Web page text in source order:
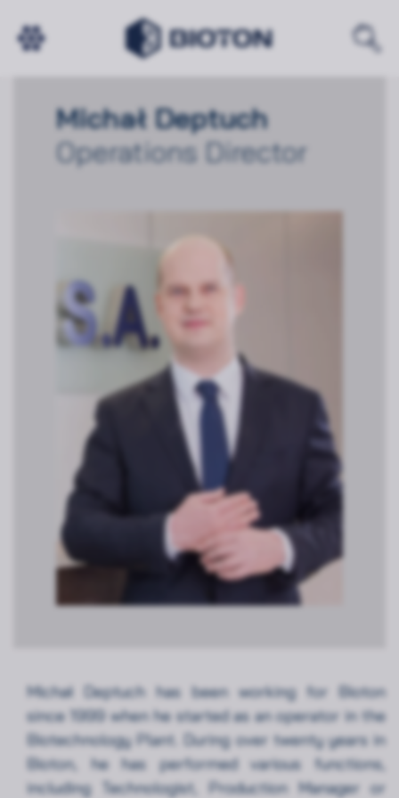
Michał Deptuch
Operations Director
Michał Deptuch has been working for Bioton
since 1999 when he started as an operator in the
Biotechnology Plant. During over twenty years in
Bioton, he has performed various functions,
including Technologist, Production Manager or